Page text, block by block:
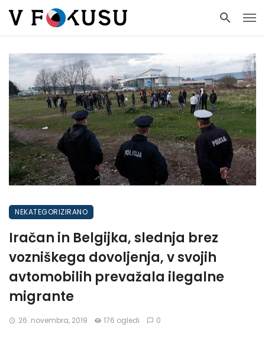
NEKATEGORIZIRANO
Iračan in Belgijka, slednja brez
vozniškega dovoljenja, v svojih
avtomobilih prevažala ilegalne
migrante
26. novembra, 2019 176 ogledi 0